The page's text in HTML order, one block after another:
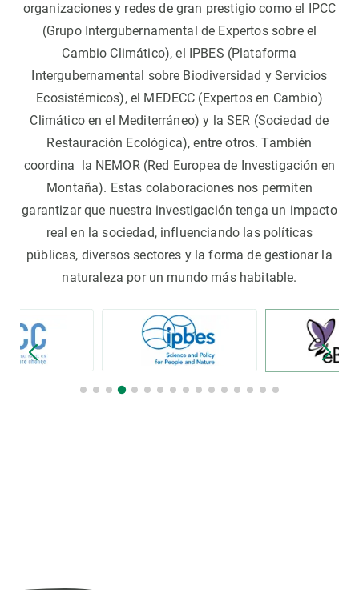
organizaciones y redes de gran prestigio como el IPCC
(Grupo Intergubernamental de Expertos sobre el
Cambio Climático), el IPBES (Plataforma
Intergubernamental sobre Biodiversidad y Servicios
Ecosistémicos), el MEDECC (Expertos en Cambio)
Climático en el Mediterráneo) y la SER (Sociedad de
Restauración Ecológica), entre otros. También
coordina la NEMOR (Red Europea de Investigación en
Montaña). Estas colaboraciones nos permiten
garantizar que nuestra investigación tenga un impacto
real en la sociedad, influenciando las políticas
públicas, diversos sectores y la forma de gestionar la
naturaleza por un mundo más habitable.